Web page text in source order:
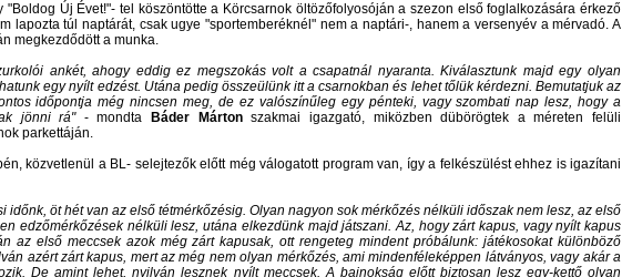
"Boldog Új Évet!"- tel köszöntötte a Körcsarnok öltözőfolyosóján a szezon első foglalkozására érkező
lapozta túl naptárát, csak ugye "sportemberéknél" nem a naptári-, hanem a versenyév a mérvadó. A
megkezdődött a munka.
ankét, ahogy eddig ez megszokás volt a csapatnál nyaranta. Kiválasztunk majd egy olyan
egy nyílt edzést. Utána pedig összeülünk itt a csarnokban és lehet tőlük kérdezni. Bemutatjuk az
időpontja még nincsen meg, de ez valószínűleg egy pénteki, vagy szombati nap lesz, hogy a
jönni rá - mondta Báder Mártonszakmai igazgató, miközben dübörögtek a méreten felüli
parkettáján.
közvetlenül a BL- selejtezők előtt még válogatott program van, így a felkészülést ehhez is igazítani
időnk, öt hét van az első tétmérkőzésig. Olyan nagyon sok mérkőzés nélküli időszak nem lesz, az első
edzőmérkőzések nélküli lesz, utána elkezdünk majd játszani. Az, hogy zárt kapus, vagy nyílt kapus
az első meccsek azok még zárt kapusak, ott rengeteg mindent próbálunk: játékosokat különböző
azért zárt kapus, mert az még nem olyan mérkőzés, ami mindenféleképpen látványos, vagy akár a
De amint lehet, nyilván lesznek nyílt meccsek. A bajnokság előtt biztosan lesz egy-kettő olyan